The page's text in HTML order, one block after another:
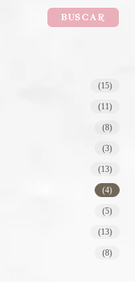
BUSCAR
(15)
(11)
(8)
(3)
(13)
(4)
(5)
(13)
(8)